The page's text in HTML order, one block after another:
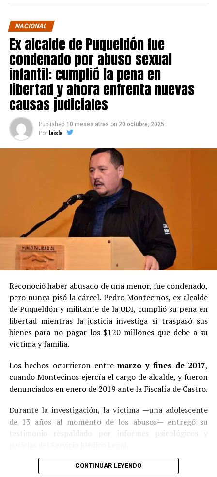
NACIONAL
Ex alcalde de Puqueldón fue
condenado por abuso sexual
infantil: cumplió la pena en
libertad y ahora enfrenta nuevas
causas judiciales
Published 10 meses atras on 20 octubre, 2025
Por laisla
Reconoció haber abusado de una menor, fue condenado,
pero nunca pisó la cárcel. Pedro Montecinos, ex alcalde
de Puqueldón y militante de la UDI, cumplió su pena en
libertad mientras la justicia investiga si traspasó sus
bienes para no pagar los $120 millones que debe a su
víctima y familia.
Los hechos ocurrieron entremarzo y fines de 2017,
cuando Montecinos ejercía el cargo de alcalde, y fueron
denunciados en enero de 2019 ante la Fiscalía de Castro.
Durante la investigación, la víctima —una adolescente
de 13 años al momento de los abusos— entregó su
testimonio respaldado por informes psicológicos y
Ante la contundencia de los antecedentes, el imputado
aceptó los cargosen un procedimiento abreviado,
CONTINUAR LEYENDO